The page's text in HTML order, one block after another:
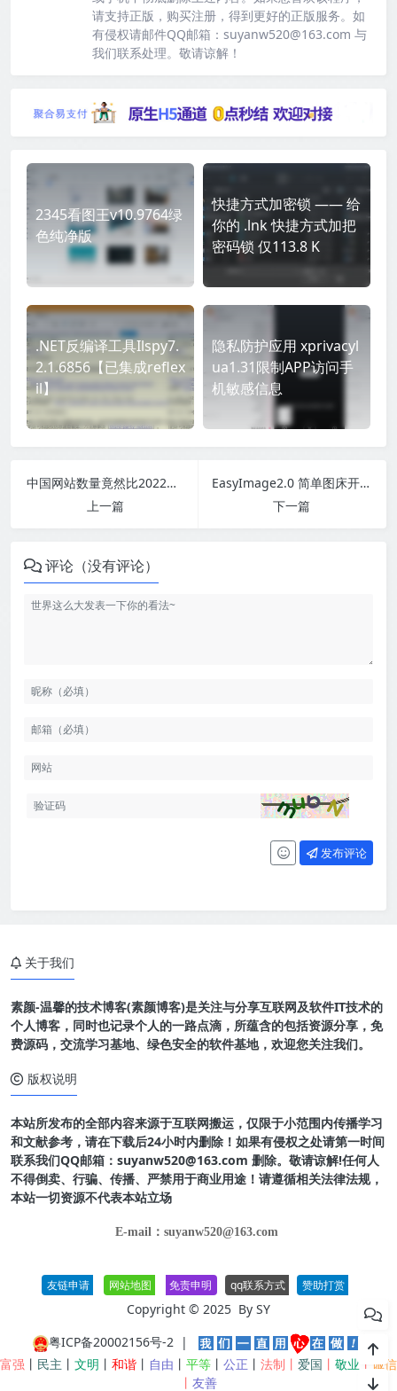
请支持正版，购买注册，得到更好的正版服务。如
有侵权请邮件QQ邮箱：suyanw520@163.com 与
我们联系处理。敬请谅解！
2345看图王v10.9764绿
色纯净版
快捷方式加密锁 —— 给
你的 .lnk 快捷方式加把
密码锁 仅113.8 K
.NET反编译工具Ilspy7.
2.1.6856【已集成reflex
il】
隐私防护应用 xprivacyl
ua1.31限制APP访问手
机敏感信息
中国网站数量竟然比2022年多了10000个
上一篇
EasyImage2.0 简单图床开源
下一篇
评论（没有评论）
发布评论
关于我们
素颜-温馨的技术博客(素颜博客)是关注与分享互联网及软件IT技术的
个人博客，同时也记录个人的一路点滴，所蕴含的包括资源分享，免
费源码，交流学习基地、绿色安全的软件基地，欢迎您关注我们。
版权说明
本站所发布的全部内容来源于互联网搬运，仅限于小范围内传播学习
和文献参考，请在下载后24小时内删除！如果有侵权之处请第一时间
联系我们QQ邮箱：suyanw520@163.com 删除。敬请谅解!任何人
不得倒卖、行骗、传播、严禁用于商业用途！请遵循相关法律法规，
本站一切资源不代表本站立场
E-mail：suyanw520@163.com
友链申请 网站地图 免责申明 qq联系方式 赞助打赏
Copyright © 2025 By SY
粤ICP备20002156号-2|
富强 丨 民主 丨 文明 丨 和谐 丨 自由 丨 平等 丨 公正 丨 法制丨 爱国 丨 敬业 丨 诚信
丨 友善